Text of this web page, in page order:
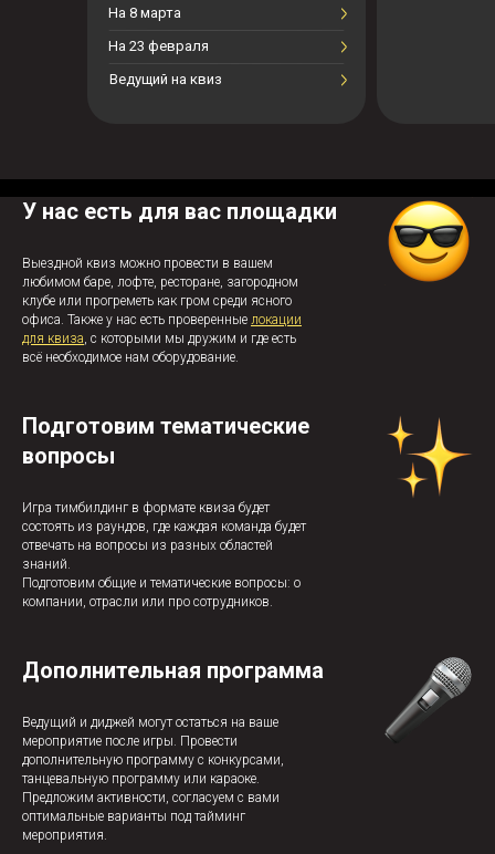
На 8 марта
На 23 февраля
Ведущий на квиз
У нас есть для вас площадки
Выездной квиз можно провести в вашем
любимом баре, лофте, ресторане, загородном
клубе или прогреметь как гром среди ясного
офиса. Также у нас есть проверенные локации
для квиза, с которыми мы дружим и где есть
всё необходимое нам оборудование.
Подготовим тематические
вопросы
Игра тимбилдинг в формате квиза будет
состоять из раундов, где каждая команда будет
отвечать на вопросы из разных областей
знаний.
Подготовим общие и тематические вопросы: о
компании, отрасли или про сотрудников.
Дополнительная программа
Ведущий и диджей могут остаться на ваше
мероприятие после игры. Провести
дополнительную программу с конкурсами,
танцевальную программу или караоке.
Предложим активности, согласуем с вами
оптимальные варианты под тайминг
мероприятия.